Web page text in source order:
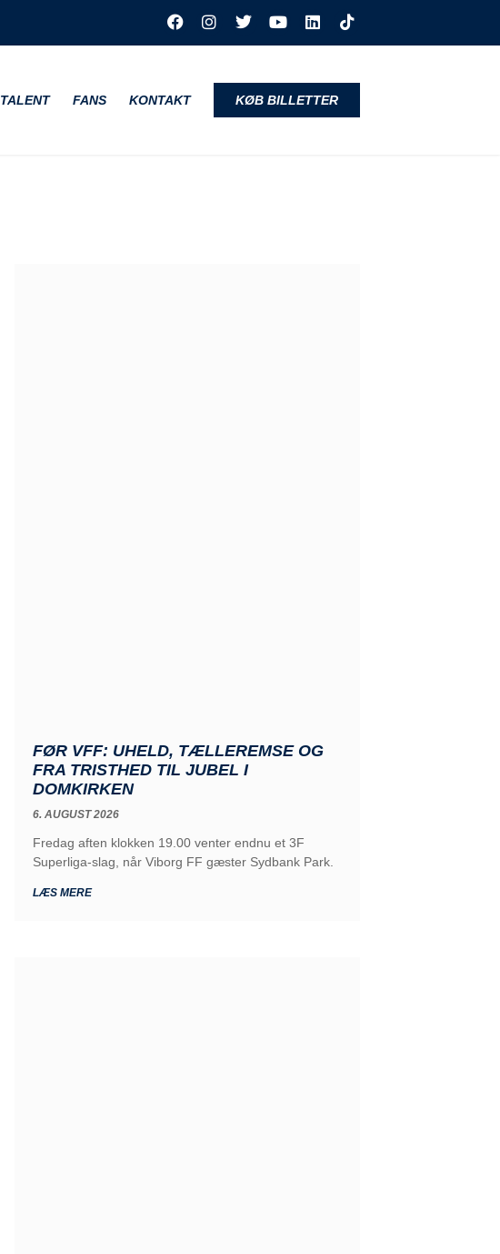
TALENT FANS KONTAKT KØB BILLETTER
FØR VFF: UHELD, TÆLLEREMSE OG
FRA TRISTHED TIL JUBEL I
DOMKIRKEN
6. AUGUST 2026
Fredag aften klokken 19.00 venter endnu et 3F
Superliga-slag, når Viborg FF gæster Sydbank Park.
LÆS MERE